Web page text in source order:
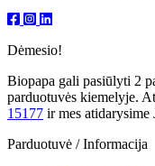
Dėmesio!
Biopapa gali pasiūlyti 2
parduotuvės kiemelyje.
15177 ir mes atidarysime
Parduotuvė / Informacija